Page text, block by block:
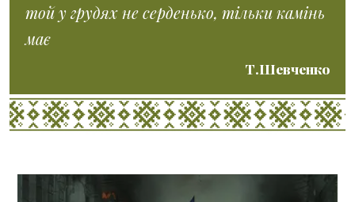
той у грудях не серденько, тільки камінь
має
Т.Шевченко